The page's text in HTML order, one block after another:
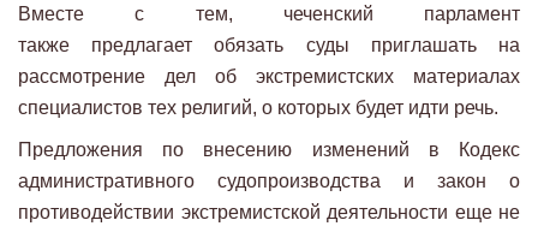
Вместе с тем, чеченский парламент
также предлагает обязать суды приглашать на
рассмотрение дел об экстремистских материалах
специалистов тех религий, о которых будет идти речь.
Предложения по внесению изменений в Кодекс
административного судопроизводства и закон о
противодействии экстремистской деятельности еще не